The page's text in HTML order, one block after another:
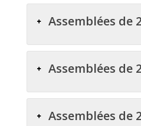
Assemblées de
Assemblées de
Assemblées de